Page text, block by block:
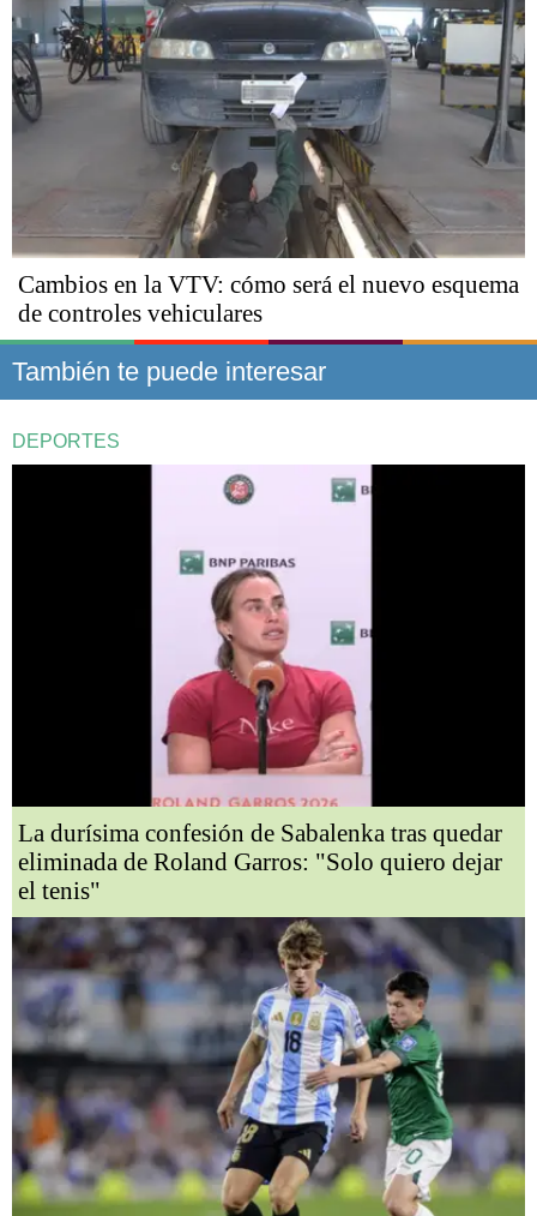
Cambios en la VTV: cómo será el nuevo esquema
de controles vehiculares
También te puede interesar
DEPORTES
La durísima confesión de Sabalenka tras quedar
eliminada de Roland Garros: "Solo quiero dejar
el tenis"